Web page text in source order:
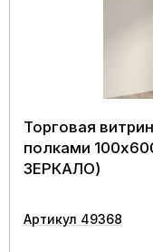
Торговая
полками
ЗЕРКАЛО)
Артикул 49368